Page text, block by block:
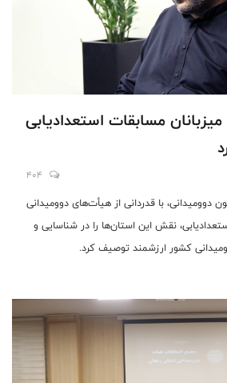
مسابقات استعدادیابی
404
با قدردانی از هیأت‌های دوومیدانی
نقش این استان‌ها را در شناسایی و
کشور ارزشمند توصیف کرد.